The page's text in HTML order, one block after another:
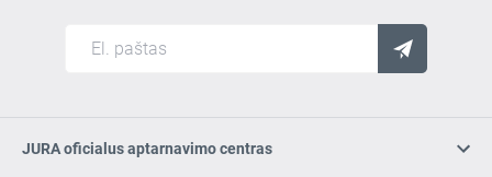
JURA oficialus aptarnavimo centras